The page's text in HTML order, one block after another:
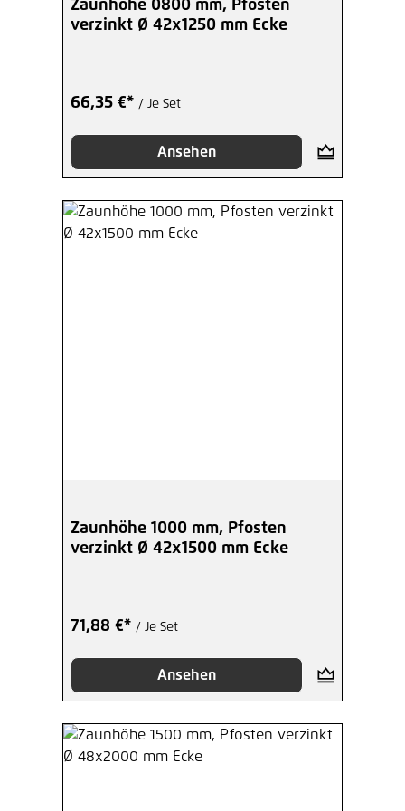
Zaunhöhe 0800 mm, Pfosten
verzinkt Ø 42x1250 mm Ecke
66,35 €* / Je Set
Ansehen
Zaunhöhe 1000 mm, Pfosten
verzinkt Ø 42x1500 mm Ecke
71,88 €* / Je Set
Ansehen